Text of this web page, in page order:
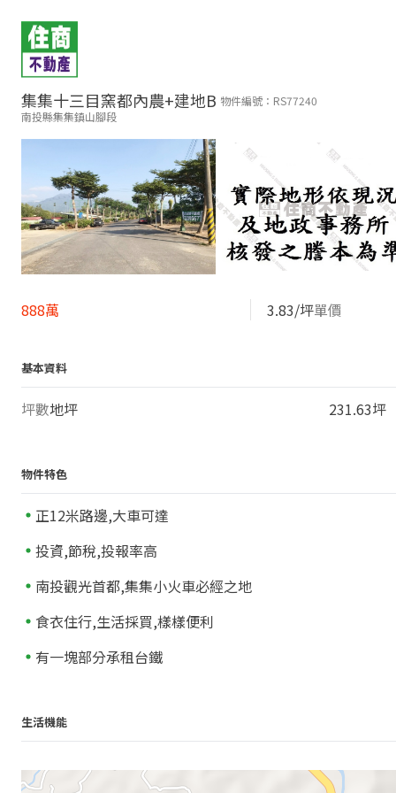
集集十三目窯都內農+建地B 物件編號：RS77240
南投縣集集鎮山腳段​
888萬 3.83/坪單價
基本資料
坪數地坪 231.63坪
物件特色
正12米路邊,大車可達
投資,節稅,投報率高
南投觀光首都,集集小火車必經之地
食衣住行,生活採買,樣樣便利
有一塊部分承租台鐵
生活機能